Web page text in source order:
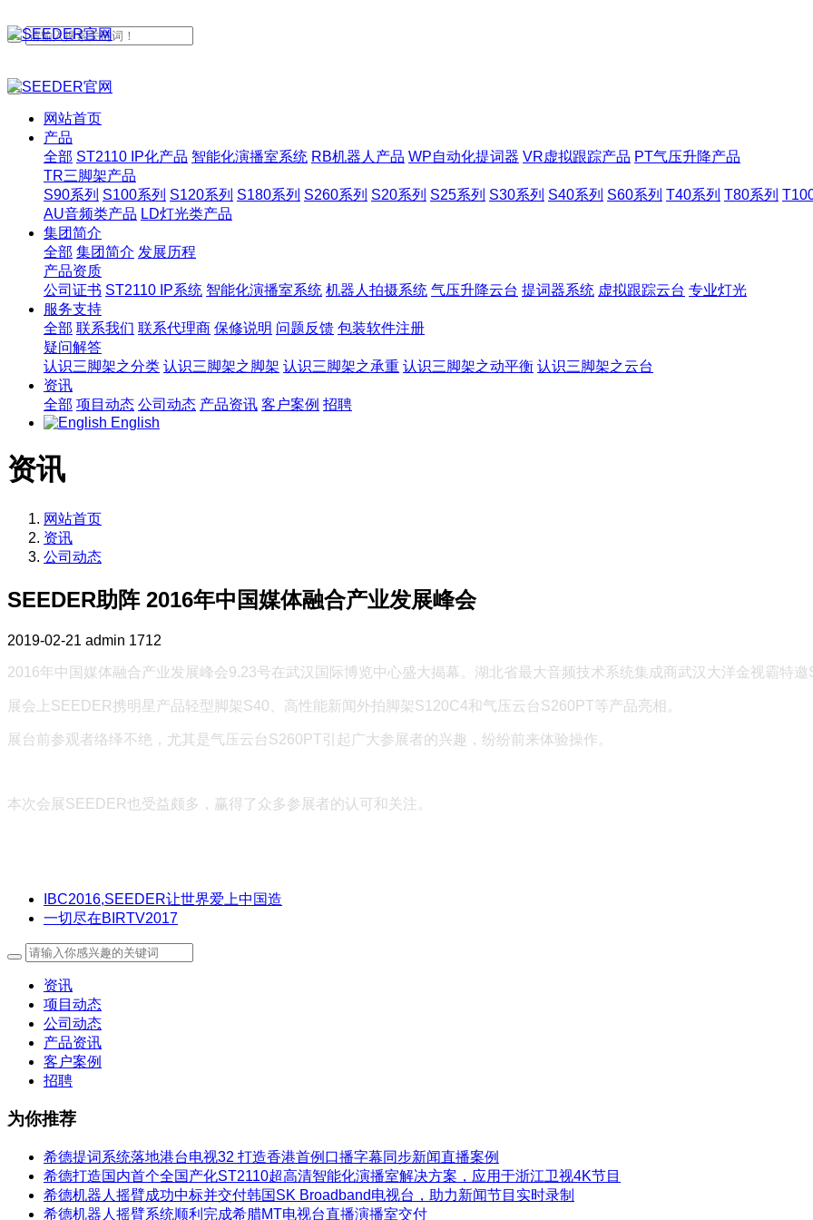
网站首页
产品
全部 ST2110 IP化产品 智能化演播室系统 RB机器人产品 WP自动化提词器 VR虚拟跟踪产品 PT气压升降产品
TR三脚架产品
S90系列 S100系列 S120系列 S180系列 S260系列 S20系列 S25系列 S30系列 S40系列 S60系列 T40系列 T80系列
AU音频类产品 LD灯光类产品
集团简介
全部 集团简介 发展历程
产品资质
公司证书 ST2110 IP系统 智能化演播室系统 机器人拍摄系统 气压升降云台 提词器系统 虚拟跟踪云台 专业灯光
服务支持
全部 联系我们 联系代理商 保修说明 问题反馈 包装软件注册
疑问解答
认识三脚架之分类 认识三脚架之脚架 认识三脚架之承重 认识三脚架之动平衡 认识三脚架之云台
资讯
全部 项目动态 公司动态 产品资讯 客户案例 招聘
English
资讯
网站首页
资讯
公司动态
SEEDER助阵 2016年中国媒体融合产业发展峰会
2019-02-21 admin 1712
2016年中国媒体融合产业发展峰会9.23号在武汉国际博览中心盛大揭幕。湖北省最大音频技术系统集成商武汉大洋金视霸特邀
展会上SEEDER携明星产品轻型脚架S40、高性能新闻外拍脚架S120C4和气压云台S260PT等产品亮相。
展台前参观者络绎不绝，尤其是气压云台S260PT引起广大参展者的兴趣，纷纷前来体验操作。
本次会展SEEDER也受益颇多，赢得了众多参展者的认可和关注。
IBC2016,SEEDER让世界爱上中国造
一切尽在BIRTV2017
资讯
项目动态
公司动态
产品资讯
客户案例
招聘
为你推荐
希德提词系统落地港台电视32 打造香港首例口播字幕同步新闻直播案例
希德打造国内首个全国产化ST2110超高清智能化演播室解决方案，应用于浙江卫视4K节目
希德机器人摇臂成功中标并交付韩国SK Broadband电视台，助力新闻节目实时录制
希德机器人摇臂系统顺利完成希腊MT电视台直播演播室交付